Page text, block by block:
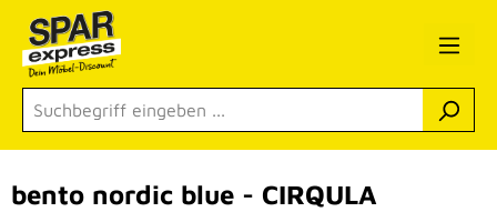
Zum Hauptinhalt springen
bento nordic blue - CIRQULA